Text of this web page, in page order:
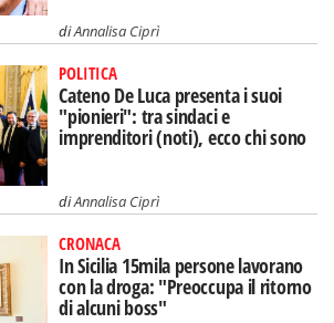
diAnnalisa Ciprì
POLITICA
Cateno De Luca presenta i suoi
"pionieri": tra sindaci e
imprenditori (noti), ecco chi sono
diAnnalisa Ciprì
CRONACA
In Sicilia 15mila persone lavorano
con la droga: "Preoccupa il ritorno
di alcuni boss"